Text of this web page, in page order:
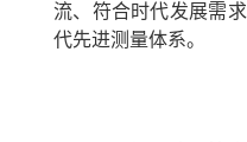
流、符合时代发展需
代先进测量体系。